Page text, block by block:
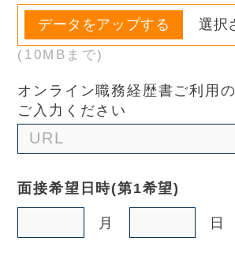
選択
(10MBまで)
オンライン職務経歴書ご利用
ご入力ください
面接希望日時(第1希望)
月 日